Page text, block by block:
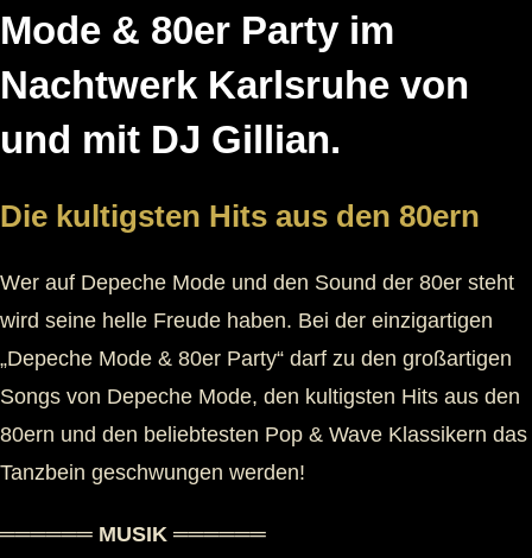
Mode & 80er Party im
Nachtwerk Karlsruhe von
und mit DJ Gillian.
Die kultigsten Hits aus den 80ern
Wer auf Depeche Mode und den Sound der 80er steht
wird seine helle Freude haben. Bei der einzigartigen
„Depeche Mode & 80er Party“ darf zu den großartigen
Songs von Depeche Mode, den kultigsten Hits aus den
80ern und den beliebtesten Pop & Wave Klassikern das
Tanzbein geschwungen werden!
══════ MUSIK ══════